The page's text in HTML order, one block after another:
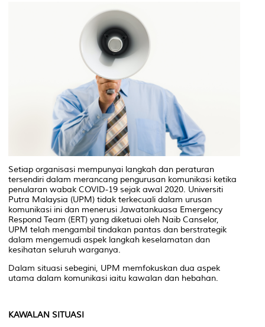
Setiap organisasi mempunyai langkah dan peraturan
tersendiri dalam merancang pengurusan komunikasi ketika
penularan wabak COVID-19 sejak awal 2020. Universiti
Putra Malaysia (UPM) tidak terkecuali dalam urusan
komunikasi ini dan menerusi Jawatankuasa Emergency
Respond Team (ERT) yang diketuai oleh Naib Canselor,
UPM telah mengambil tindakan pantas dan berstrategik
dalam mengemudi aspek langkah keselamatan dan
kesihatan seluruh warganya.
Dalam situasi sebegini, UPM memfokuskan dua aspek
utama dalam komunikasi iaitu kawalan dan hebahan.
KAWALAN SITUASI